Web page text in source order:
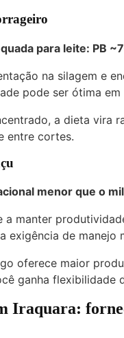
para leite: PB
na silagem e
pode ser ótima
a dieta vira
entre cortes.
menor que o
a manter
exigência de manejo
oferece maior
ganha
Iraquara: